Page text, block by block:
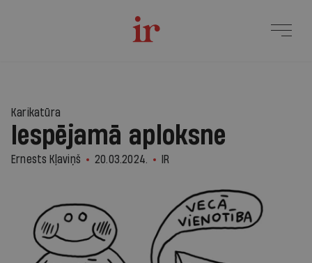
Karikatūra
Iespējamā aploksne
Ernests Kļaviņš 20.03.2024. IR